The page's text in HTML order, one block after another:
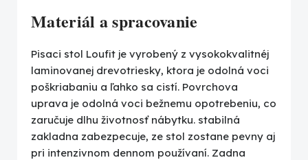
Materiál a spracovanie
Pisaci stol Loufit je vyrobený z vysokokvalitnéj
laminovanej drevotriesky, ktora je odolná voci
poškriabaniu a ľahko sa cistí. Povrchova
uprava je odolná voci bežnemu opotrebeniu, co
zaručuje dlhu životnosť nábytku. stabilná
zakladna zabezpecuje, ze stol zostane pevny aj
pri intenzivnom dennom používaní. Zadna